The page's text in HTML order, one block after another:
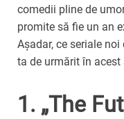
comedii pline de
promite să fie un an
Așadar, ce seriale
ta de urmărit în acest
1. „The